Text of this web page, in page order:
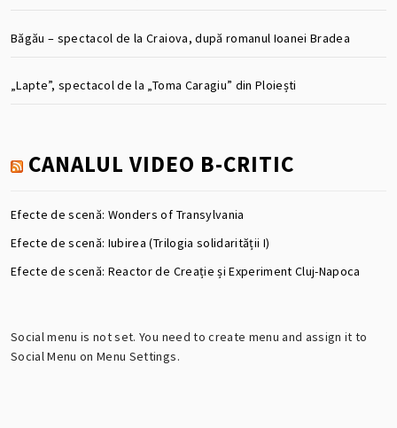
Băgău – spectacol de la Craiova, după romanul Ioanei Bradea
„Lapte”, spectacol de la „Toma Caragiu” din Ploiești
CANALUL VIDEO B-CRITIC
Efecte de scenă: Wonders of Transylvania
Efecte de scenă: Iubirea (Trilogia solidarității I)
Efecte de scenă: Reactor de Creație și Experiment Cluj-Napoca
Social menu is not set. You need to create menu and assign it to
Social Menu on Menu Settings.